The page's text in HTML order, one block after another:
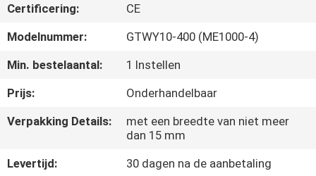
NEEM
CONTACT
MET
ONS
Certificering:
CE
Modelnummer:
GTWY10-400 (ME1000-4)
Min. bestelaantal:
1 Instellen
Prijs:
Onderhandelbaar
Verpakking Details:
met een breedte van niet meer
dan 15 mm
Levertijd:
30 dagen na de aanbetaling